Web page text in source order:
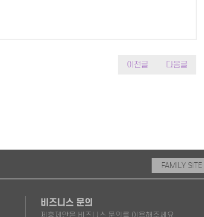
이전글 다음글
FAMILY SITE
비즈니스 문의
제휴제안은 비즈니스 문의를 이용해주세요.